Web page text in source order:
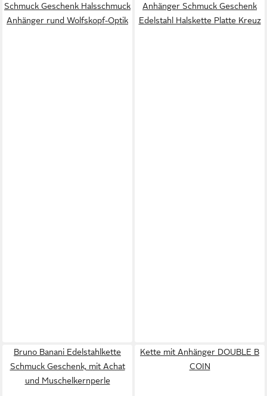
Schmuck Geschenk Halsschmuck
Anhänger rund Wolfskopf-Optik
Anhänger Schmuck Geschenk
Edelstahl Halskette Platte Kreuz
Bruno Banani Edelstahlkette
Schmuck Geschenk, mit Achat
und Muschelkernperle
Kette mit Anhänger DOUBLE B
COIN